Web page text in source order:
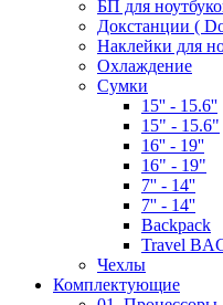
БП для
Докстанции (
Наклейки для
Охлаждение
Сумки
15'' - 15.6''
15" - 15.6"
16'' - 19''
16" - 19"
7'' - 14''
7'' - 14''
Backpack
Travel
Чехлы
Комплектующие